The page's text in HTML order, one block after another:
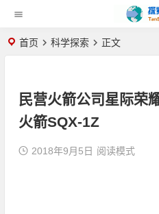
首页 科学探索 正文
民营火箭公司星际荣
火箭SQX-1Z
2018年9月5日 阅读模式